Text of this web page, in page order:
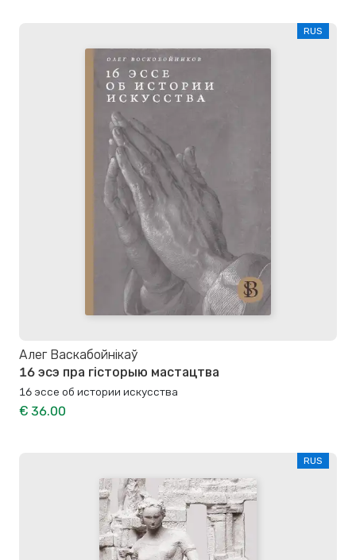
RUS
Алег Васкабойнікаў
16 эсэ пра гісторыю мастацтва
16 эссе об истории искусства
€ 36.00
RUS